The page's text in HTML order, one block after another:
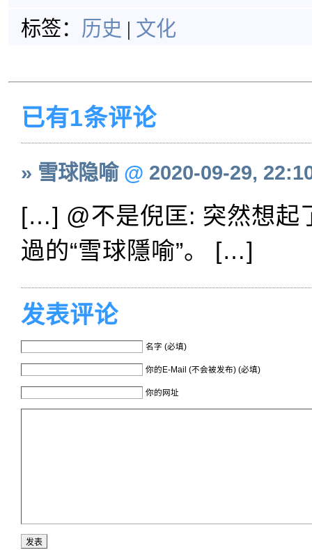
标签： 历史 | 文化
已有1条评论
» 雪球隐喻@ 2020-09-29,
[…] @不是倪匡: 突然想起
過的“雪球隱喻”。 […]
发表评论
名字 (必填)
你的E-Mail (不会被发布) (必填)
你的网址